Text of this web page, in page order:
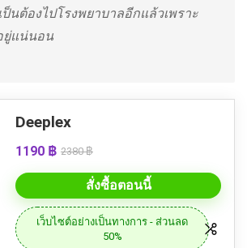
นต้องไปโรงพยาบาลอีกแล้วเพราะ
ยู่แน่นอน
Deeplex
1190 ฿ 2380 ฿
สั่งซื้อตอนนี้
เว็บไซต์อย่างเป็นทางการ - ส่วนลด
50%